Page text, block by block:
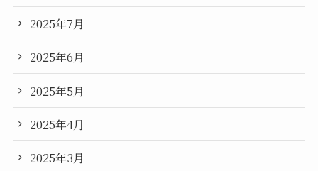
2025年7月
2025年6月
2025年5月
2025年4月
2025年3月